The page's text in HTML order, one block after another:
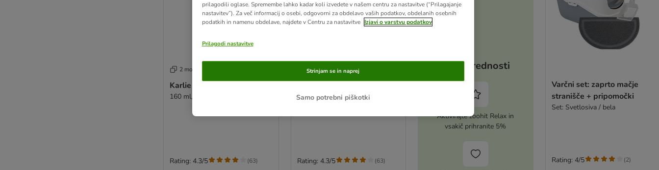
2 možnosti
Karlie mačja posoda Ascar
160 ml, Ø 10 cm, roza
Rating: 4.3/5 (63)
2 možnosti
160 ml, Ø 10 cm, modra
Rating: 4.3/5 (63)
Vaše prednosti
Aktivirajte zoohit Relax in
vsakič prihranite 5%
Varčni set: zaprto mačje
stranišče + pripomočki
Set: Svetlosiva / bela
Rating: 4/5 (2)
prilagodili oglase. Spremembe lahko kadar koli izvedete v našem centru za nastavitve (“Prilagajanje
nastavitev”). Za več informacij o osebi, odgovorni za obdelavo vaših podatkov, obdelanih osebnih
podatkih in namenu obdelave, najdete v Centru za nastavitve Izjavi o varstvu podatkov
Prilagodi nastavitve
Samo potrebni piškotki
Strinjam se in naprej